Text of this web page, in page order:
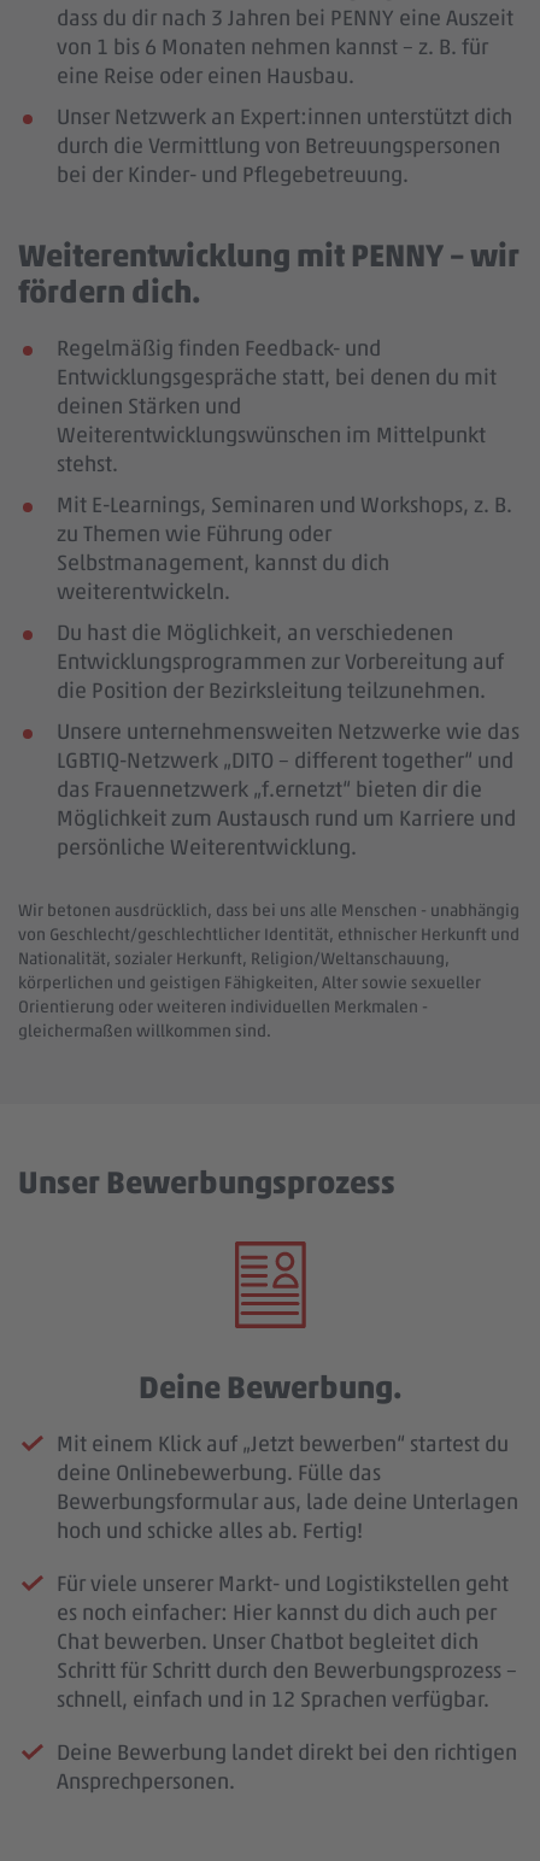
dass du dir nach 3 Jahren bei PENNY eine Auszeit
von 1 bis 6 Monaten nehmen kannst – z. B. für
eine Reise oder einen Hausbau.
Unser Netzwerk an Expert:innen unterstützt dich
durch die Vermittlung von Betreuungspersonen
bei der Kinder- und Pflegebetreuung.
Weiterentwicklung mit PENNY – wir
fördern dich.
Regelmäßig finden Feedback- und
Entwicklungsgespräche statt, bei denen du mit
deinen Stärken und
Weiterentwicklungswünschen im Mittelpunkt
stehst.
Mit E-Learnings, Seminaren und Workshops, z. B.
zu Themen wie Führung oder
Selbstmanagement, kannst du dich
weiterentwickeln.
Du hast die Möglichkeit, an verschiedenen
Entwicklungsprogrammen zur Vorbereitung auf
die Position der Bezirksleitung teilzunehmen.
Unsere unternehmensweiten Netzwerke wie das
LGBTIQ-Netzwerk „DITO – different together“ und
das Frauennetzwerk „f.ernetzt“ bieten dir die
Möglichkeit zum Austausch rund um Karriere und
persönliche Weiterentwicklung.
Wir betonen ausdrücklich, dass bei uns alle Menschen - unabhängig
von Geschlecht/geschlechtlicher Identität, ethnischer Herkunft und
Nationalität, sozialer Herkunft, Religion/Weltanschauung,
körperlichen und geistigen Fähigkeiten, Alter sowie sexueller
Orientierung oder weiteren individuellen Merkmalen -
gleichermaßen willkommen sind.
Unser Bewerbungsprozess
Deine Bewerbung.
Mit einem Klick auf „Jetzt bewerben“ startest du
deine Onlinebewerbung. Fülle das
Bewerbungsformular aus, lade deine Unterlagen
hoch und schicke alles ab. Fertig!
Für viele unserer Markt- und Logistikstellen geht
es noch einfacher: Hier kannst du dich auch per
Chat bewerben. Unser Chatbot begleitet dich
Schritt für Schritt durch den Bewerbungsprozess –
schnell, einfach und in 12 Sprachen verfügbar.
Deine Bewerbung landet direkt bei den richtigen
Ansprechpersonen.